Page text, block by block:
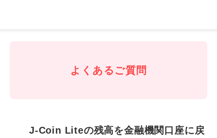
よくあるご質問
J-Coin Liteの残高を金融機関口座に戻